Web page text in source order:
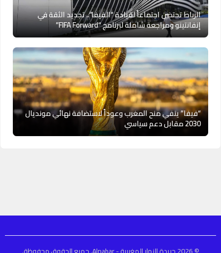
الرباط تحتضن اجتماعاً لقيادة “الفيفا”.. تجديد الثقة في
إنفانتينو ومراجعة شاملة لبرنامج “FIFA Forward”
“فيفا” ينفي منح المغرب وعوداً لاستضافة نهائي مونديال
2030 مقابل دعم سياسي